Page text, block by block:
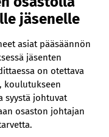
jäsenelle
asiat pääsäännön
jäsenten
on otettava
koulutukseen
syystä johtuvat
osaston johtajan